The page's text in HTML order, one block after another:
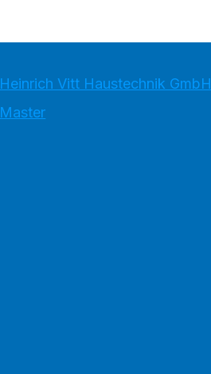
Heinrich Vitt Haustechnik GmbH
Master